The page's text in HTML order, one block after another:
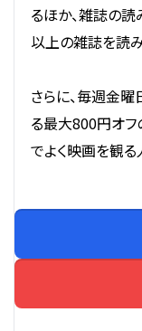
るほか、雑誌の
以上の雑誌を読
さらに、毎週金
る最大800円オフ
でよく映画を観る